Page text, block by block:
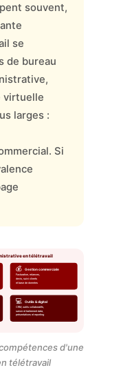
souvent,
se
de bureau
virtuelle
larges :
Si
en télétravail
💰 Gestion commerciale
Facturation, relances,
devis, suivi clients
et base de données
💻 Outils & digital
CRM, outils collaboratifs,
saisie et traitement data,
présentations et reporting
d'une
télétravail